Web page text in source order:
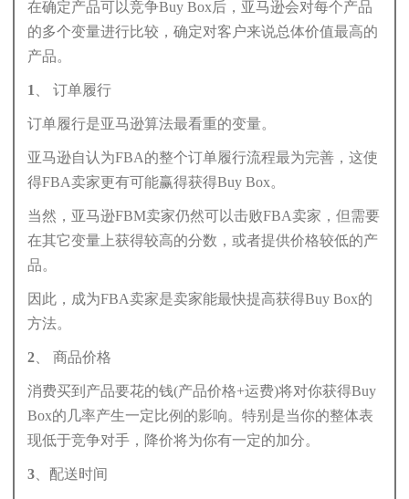
在确定产品可以竞争Buy Box后，亚马逊会对每个产品
的多个变量进行比较，确定对客户来说总体价值最高的
产品。
1、 订单履行
订单履行是亚马逊算法最看重的变量。
亚马逊自认为FBA的整个订单履行流程最为完善，这使
得FBA卖家更有可能赢得获得Buy Box。
当然，亚马逊FBM卖家仍然可以击败FBA卖家，但需要
在其它变量上获得较高的分数，或者提供价格较低的产
品。
因此，成为FBA卖家是卖家能最快提高获得Buy Box的
方法。
2、 商品价格
消费买到产品要花的钱(产品价格+运费)将对你获得Buy
Box的几率产生一定比例的影响。特别是当你的整体表
现低于竞争对手，降价将为你有一定的加分。
3、配送时间